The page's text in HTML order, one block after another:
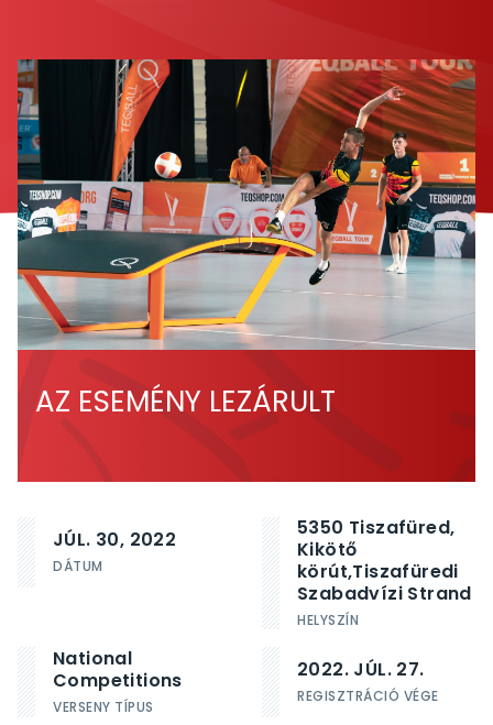
AZ ESEMÉNY LEZÁRULT
JÚL. 30, 2022
DÁTUM
5350 Tiszafüred,
Kikötő
körút,Tiszafüredi
Szabadvízi Strand
HELYSZÍN
National
Competitions
VERSENY TÍPUS
2022. JÚL. 27.
REGISZTRÁCIÓ VÉGE